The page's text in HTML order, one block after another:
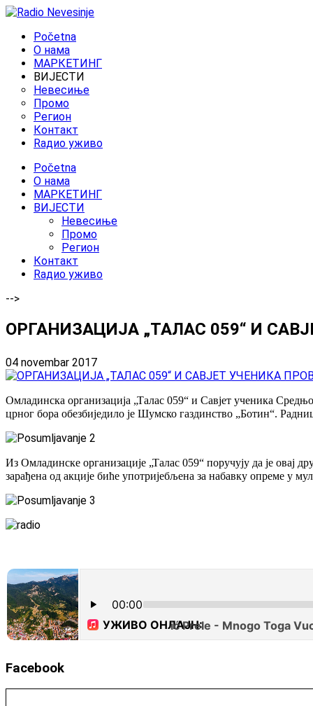
Početna
O нама
МАРКЕТИНГ
ВИЈЕСТИ
Невесиње
Промо
Регион
Контакт
Rадио уживо
Početna
O нама
МАРКЕТИНГ
ВИЈЕСТИ
Невесиње
Промо
Регион
Контакт
Rадио уживо
-->
ОРГАНИЗАЦИЈА „ТАЛАС 059“ И
04 novembar 2017
Омладинска организација „Талас 059“ и Савјет ученика
црног бора обезбиједило је Шумско газдинство „Ботин“.
Из Омладинске организације „Талас 059“ поручују да је овај
зарађена од акције биће употријебљена за набавку опреме у
Facebook